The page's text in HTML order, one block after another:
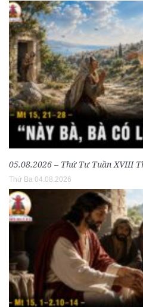
05.08.2026 – Thứ Tư Tuần XVIII
Thứ Ba 04.08.2026